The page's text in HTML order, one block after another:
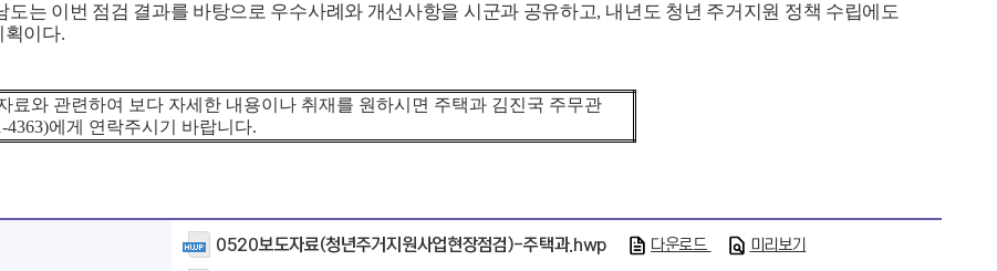
도는 이번 점검 결과를 바탕으로 우수사례와 개선사항을 시군과 공유하고, 내년도 청년 주거지원 정책 수립에도
획이다.
료와 관련하여 보다 자세한 내용이나 취재를 원하시면 주택과 김진국 주무관
4363)에게 연락주시기 바랍니다.
0520보도자료(청년주거지원사업현장점검)-주택과.hwp 다운로드 미리보기